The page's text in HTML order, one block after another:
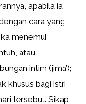
apabila ia
cara yang
menemui
atau
intim (jima’);
khusus bagi istri
tersebut. Sikap